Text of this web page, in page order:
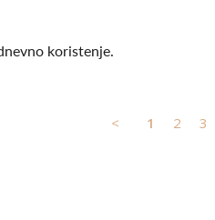
koristenje.
< 1 2 3